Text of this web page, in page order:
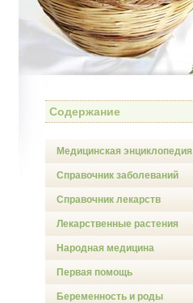
Содержание
Медицинская энциклопедия
Справочник заболеваний
Справочник лекарств
Лекарственные растения
Народная медицина
Первая помощь
Беременность и роды